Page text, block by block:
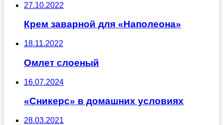
27.10.2022
Крем заварной для «Наполеона»
18.11.2022
Омлет слоеный
16.07.2024
«Сникерс» в домашних условиях
28.03.2021